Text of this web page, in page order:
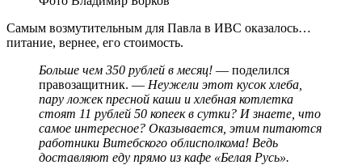
Самым возмутительным для Павла в ИВС оказалось…
питание, вернее, его стоимость.
Больше чем 350 рублей в месяц! — поделился
правозащитник. — Неужели этот кусок хлеба,
пару ложек пресной каши и хлебная котлетка
стоят 11 рублей 50 копеек в сутки? И знаете, что
самое интересное? Оказывается, этим питаются
работники Витебского облисполкома! Ведь
доставляют еду прямо из кафе «Белая Русь».